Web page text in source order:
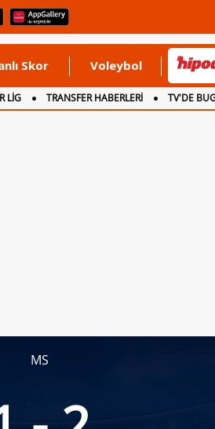
Skor Voleybol
LİG TRANSFER HABERLERİ TV'DE
MS